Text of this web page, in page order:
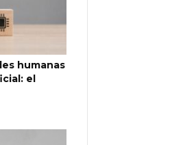
humanas
el